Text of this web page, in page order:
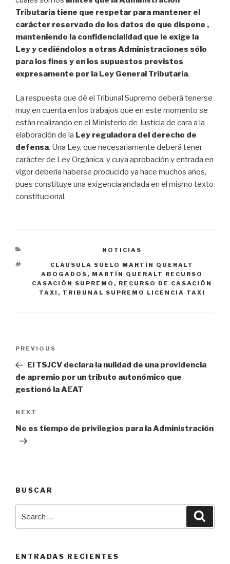
Tributaria tiene que respetar para mantener el
carácter reservado de los datos de que dispone ,
manteniendo la confidencialidad que le exige la
Ley y cediéndolos a otras Administraciones sólo
para los fines y en los supuestos previstos
expresamente por la Ley General Tributaria.
La respuesta que dé el Tribunal Supremo deberá tenerse
muy en cuenta en los trabajos que en este momento se
están realizando en el Ministerio de Justicia de cara a la
elaboración de la Ley reguladora del derecho de
defensa. Una Ley, que necesariamente deberá tener
carácter de Ley Orgánica, y cuya aprobación y entrada en
vigor debería haberse producido ya hace muchos años,
pues constituye una exigencia anclada en el mismo texto
constitucional.
CATEGORIES
NOTICIAS
TAGS
CLÁUSULA SUELO MARTÍN QUERALT
ABOGADOS , MARTÍN QUERALT RECURSO
CASACIÓN SUPREMO , RECURSO DE CASACIÓN
TAXI , TRIBUNAL SUPREMO LICENCIA TAXI
Navegación
entradas
Previous
Post
PREVIOUS
El TSJCV declara la nulidad de una providencia
de apremio por un tributo autonómico que
gestionó la AEAT
Next
Post
NEXT
No es tiempo de privilegios para la Administración
BUSCAR
ENTRADAS RECIENTES